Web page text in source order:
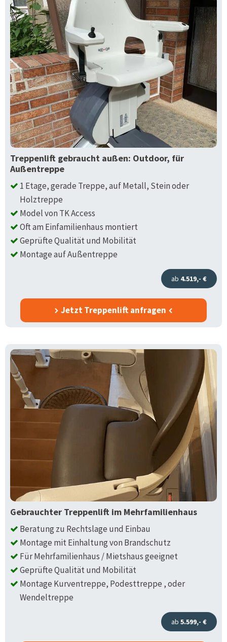
Treppenlift gebraucht außen: Outdoor, für
Außentreppe
1 Etage, gerade Treppe, auf Metall, Stein oder
Holztreppe
Model von TK Access
Oft am Einfamilienhaus montiert
Geprüfte Qualität und Mobilität
Montage auf Außentreppe
ab 4.519,- €
Jetzt Treppenlift anfragen
Gebrauchter Treppenlift im Mehrfamilienhaus
Beratung zu Rechtslage und Einbau
Montage mit Einhaltung von Brandschutz
Für Mehrfamilienhaus / Mietshaus geeignet
Geprüfte Qualität und Mobilität
Montage Kurventreppe, Podesttreppe , oder
Wendeltreppe
ab 5.599,- €